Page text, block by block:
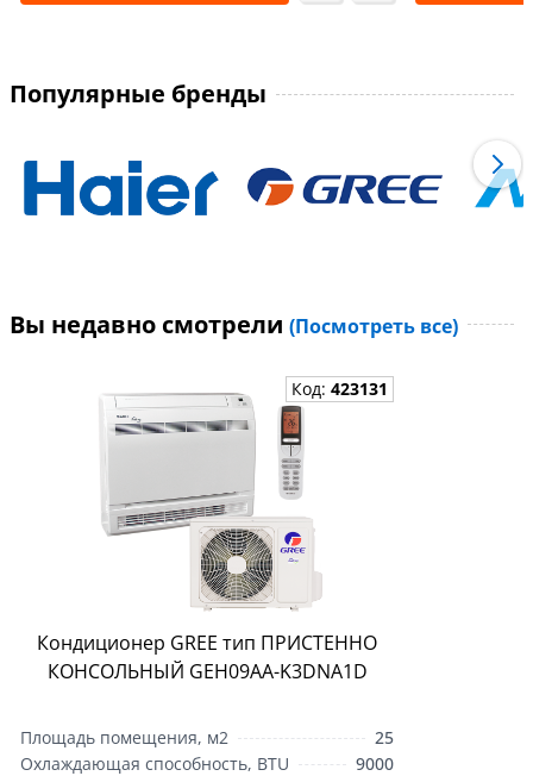
Популярные бренды
Вы недавно смотрели (Посмотреть все)
Код:423131
Кондиционер GREE тип ПРИСТЕННО
КОНСОЛЬНЫЙ GEH09AA-K3DNA1D
Площадь помещения, м2
25
Охлаждающая способность, BTU
9000